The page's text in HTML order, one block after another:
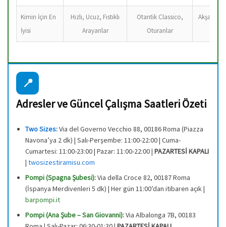
Kimin İçin En
İyisi
Hızlı, Ucuz, Fıstıklı
Arayanlar
Otantik Classico,
Oturanlar
Akşam
📍
Adresler ve Güncel Çalışma Saatleri Özeti
Two Sizes:Via del Governo Vecchio 88, 00186 Roma (Piazza
Navona’ya 2 dk) | Salı-Perşembe: 11:00-22:00 | Cuma-
Cumartesi: 11:00-23:00 | Pazar: 11:00-22:00 | PAZARTESİ KAPALI
| twosizestiramisu.com
Pompi (Spagna Şubesi):Via della Croce 82, 00187 Roma
(İspanya Merdivenleri 5 dk) | Her gün 11:00’dan itibaren açık |
barpompi.it
Pompi (Ana Şube – San Giovanni):Via Albalonga 7B, 00183